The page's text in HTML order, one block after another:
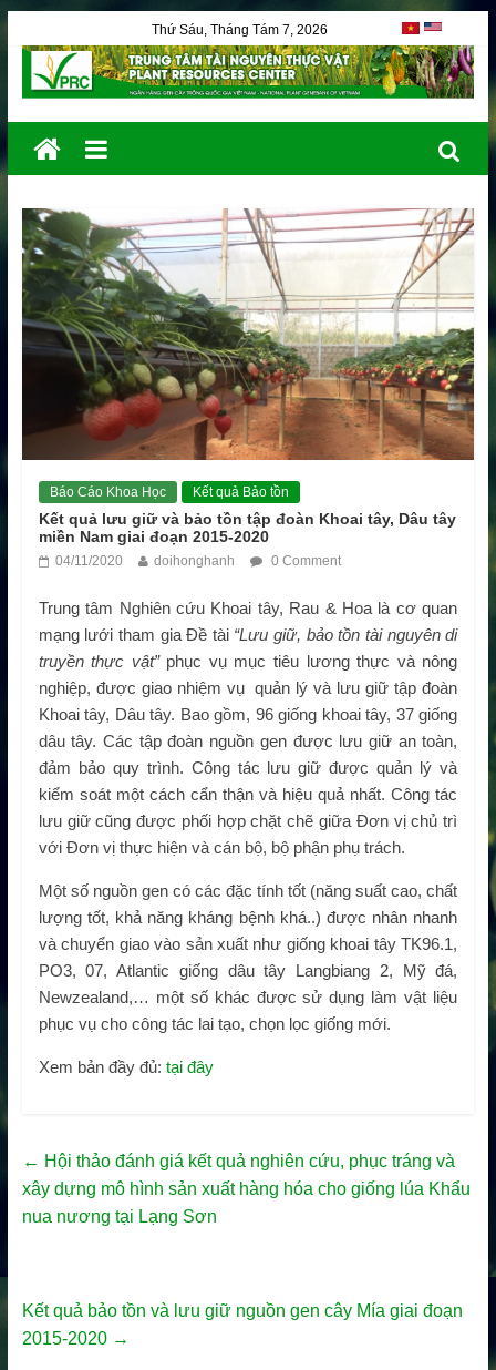
Thứ Sáu, Tháng Tám 7, 2026
Báo Cáo Khoa Học Kết quả Bảo tồn
Kết quả lưu giữ và bảo tồn tập đoàn Khoai tây, Dâu tây
miền Nam giai đoạn 2015-2020
04/11/2020 doihonghanh 0 Comment
Trung tâm Nghiên cứu Khoai tây, Rau & Hoa là cơ quan
mạng lưới tham gia Đề tài “Lưu giữ, bảo tồn tài nguyên di
truyền thực vật”phục vụ mục tiêu lương thực và nông
nghiệp, được giao nhiệm vụ quản lý và lưu giữ tập đoàn
Khoai tây, Dâu tây. Bao gồm, 96 giống khoai tây, 37 giống
dâu tây. Các tập đoàn nguồn gen được lưu giữ an toàn,
đảm bảo quy trình. Công tác lưu giữ được quản lý và
kiểm soát một cách cẩn thận và hiệu quả nhất. Công tác
lưu giữ cũng được phối hợp chặt chẽ giữa Đơn vị chủ trì
với Đơn vị thực hiện và cán bộ, bộ phận phụ trách.
Một số nguồn gen có các đặc tính tốt (năng suất cao, chất
lượng tốt, khả năng kháng bệnh khá..) được nhân nhanh
và chuyển giao vào sản xuất như giống khoai tây TK96.1,
PO3, 07, Atlantic giống dâu tây Langbiang 2, Mỹ đá,
Newzealand,… một số khác được sử dụng làm vật liệu
phục vụ cho công tác lai tạo, chọn lọc giống mới.
Xem bản đầy đủ: tại đây
← Hội thảo đánh giá kết quả nghiên cứu, phục tráng và
xây dựng mô hình sản xuất hàng hóa cho giống lúa Khẩu
nua nương tại Lạng Sơn
Kết quả bảo tồn và lưu giữ nguồn gen cây Mía giai đoạn
2015-2020 →